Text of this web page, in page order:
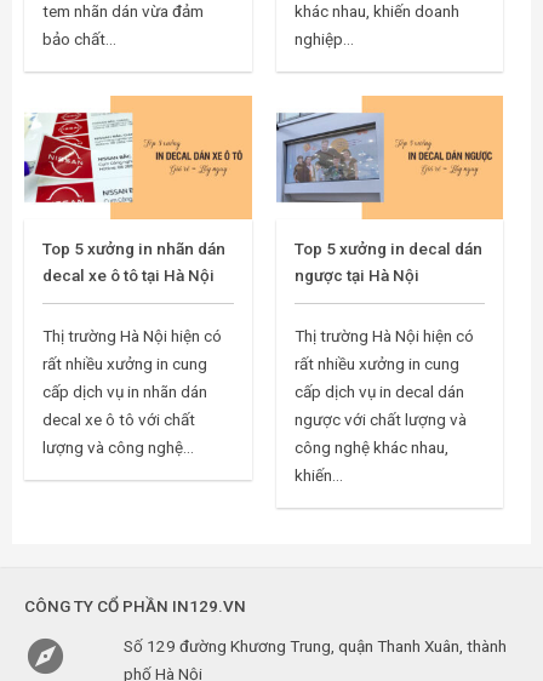
tem nhãn dán vừa đảm
bảo chất...
khác nhau, khiến doanh
nghiệp...
Top 5 xưởng in nhãn dán
decal xe ô tô tại Hà Nội
Thị trường Hà Nội hiện có
rất nhiều xưởng in cung
cấp dịch vụ in nhãn dán
decal xe ô tô với chất
lượng và công nghệ...
Top 5 xưởng in decal dán
ngược tại Hà Nội
Thị trường Hà Nội hiện có
rất nhiều xưởng in cung
cấp dịch vụ in decal dán
ngược với chất lượng và
công nghệ khác nhau,
khiến...
CÔNG TY CỔ PHẦN IN129.VN

Số 129 đường Khương Trung, quận Thanh Xuân, thành
phố Hà Nội